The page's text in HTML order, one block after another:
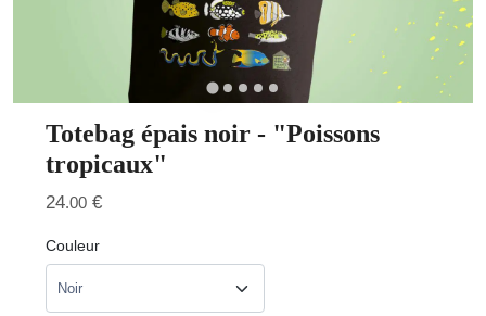
Totebag épais noir - "Poissons
tropicaux"
24.00 €
Couleur